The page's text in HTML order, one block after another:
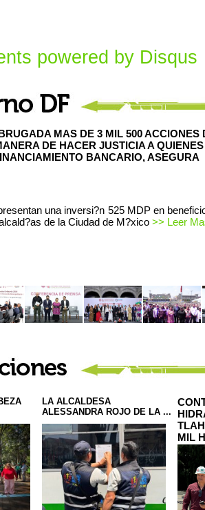
powered by Disqus
MAS DE 3 MIL 500 ACCIONES
DE HACER JUSTICIA A
BANCARIO, ASEGURA
una inversi?n 525 MDP en
de la Ciudad de M?xico >> Leer
LA ALCALDESA
ALESSANDRA ROJO DE LA ...
MIL